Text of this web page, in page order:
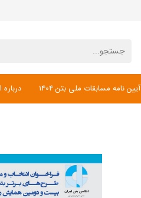
آیین نامه مسابقات ملی بتن 1404